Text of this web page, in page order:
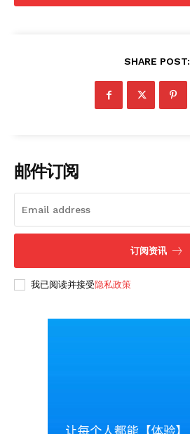
SHARE POST:
邮件订阅
订阅资讯
我已阅读并接受隐私政策